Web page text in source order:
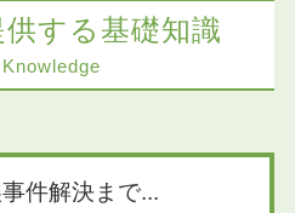
する基礎知識
件解決まで...